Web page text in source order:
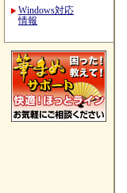
Windows対応
情報